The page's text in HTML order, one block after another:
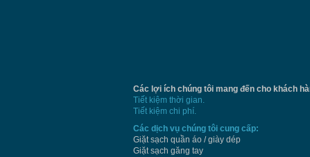
Các lợi ích chúng tôi mang đến cho khách
Tiết kiệm thời gian.
Tiết kiệm chi phí.
Các dịch vụ chúng tôi cung cấp:
Giặt sạch quần áo / giày dép
Giặt sạch găng tay